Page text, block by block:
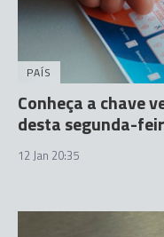
PAÍS
Conheça a chave
desta segunda-
12 Jan 20:35